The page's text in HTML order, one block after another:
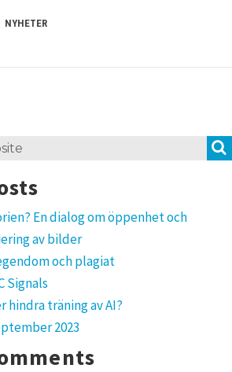
NYHETER
En dialog om öppenhet och
av bilder
och plagiat
Signals
hindra träning av AI?
2023